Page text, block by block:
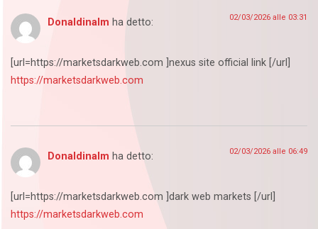
Donaldinalm ha detto: 02/03/2026 alle 03:31
[url=https://marketsdarkweb.com ]nexus site official link [/url]
https://marketsdarkweb.com
Donaldinalm ha detto: 02/03/2026 alle 06:49
[url=https://marketsdarkweb.com ]dark web markets [/url]
https://marketsdarkweb.com